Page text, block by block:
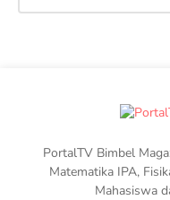
PortalTV Bimbel
Matematika IPA,
Mahasiswa